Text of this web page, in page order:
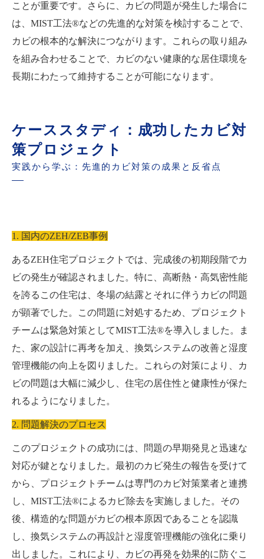
ことが重要です。さらに、カビの問題が発生した場合に
は、MIST工法®などの先進的な対策を検討することで、
カビの根本的な解決につながります。これらの取り組み
を組み合わせることで、カビのない健康的な居住環境を
長期にわたって維持することが可能になります。
ケーススタディ：成功したカビ対
策プロジェクト
実践から学ぶ：先進的カビ対策の成果と反省点
1. 国内のZEH/ZEB事例
あるZEH住宅プロジェクトでは、完成後の初期段階でカ
ビの発生が確認されました。特に、高断熱・高気密性能
を誇るこの住宅は、冬場の結露とそれに伴うカビの問題
が顕著でした。この問題に対処するため、プロジェクト
チームは緊急対策としてMIST工法®を導入しました。ま
た、家の設計に再考を加え、換気システムの改善と湿度
管理機能の向上を図りました。これらの対策により、カ
ビの問題は大幅に減少し、住宅の居住性と健康性が保た
れるようになりました。
2. 問題解決のプロセス
このプロジェクトの成功には、問題の早期発見と迅速な
対応が鍵となりました。最初のカビ発生の報告を受けて
から、プロジェクトチームは専門のカビ対策業者と連携
し、MIST工法®によるカビ除去を実施しました。その
後、構造的な問題がカビの根本原因であることを認識
し、換気システムの再設計と湿度管理機能の強化に乗り
出しました。これにより、カビの再発を効果的に防ぐこ